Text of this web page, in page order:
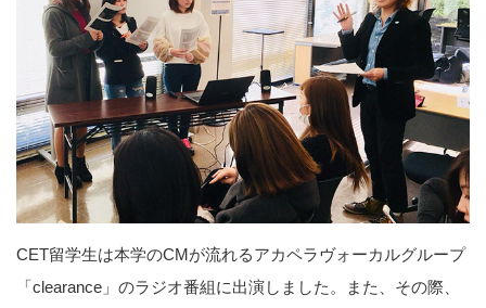
CET留学生は本学のCMが流れるアカペラヴォーカルグループ
「clearance」のラジオ番組に出演しました。また、その際、